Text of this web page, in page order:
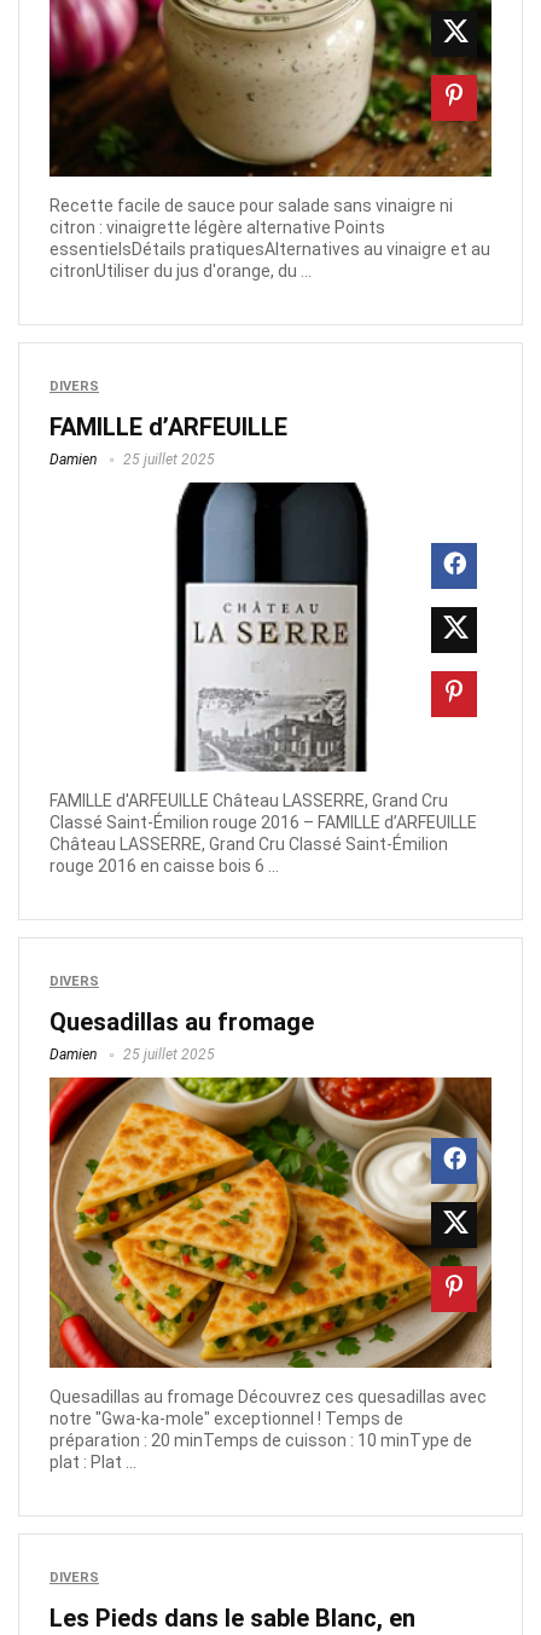
Recette facile de sauce pour salade sans vinaigre ni
citron : vinaigrette légère alternative Points
essentielsDétails pratiquesAlternatives au vinaigre et au
citronUtiliser du jus d'orange, du ...
DIVERS
FAMILLE d’ARFEUILLE
Damien 25 juillet 2025
FAMILLE d'ARFEUILLE Château LASSERRE, Grand Cru
Classé Saint-Émilion rouge 2016 – FAMILLE d’ARFEUILLE
Château LASSERRE, Grand Cru Classé Saint-Émilion
rouge 2016 en caisse bois 6 ...
DIVERS
Quesadillas au fromage
Damien 25 juillet 2025
Quesadillas au fromage Découvrez ces quesadillas avec
notre "Gwa-ka-mole" exceptionnel ! Temps de
préparation : 20 minTemps de cuisson : 10 minType de
plat : Plat ...
DIVERS
Les Pieds dans le sable Blanc, en